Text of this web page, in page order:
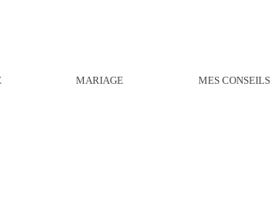
MARIAGE MES CONSEILS